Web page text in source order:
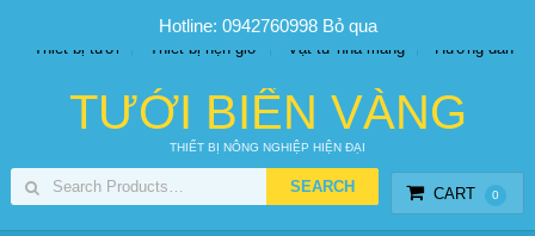
SP PHUN SƯƠNG GIÁ TỐT Bộ KIT tưới
Thiết bị tưới
Thiết bị hẹn giờ Vật tư nhà màng Hướng dẫn
TƯỚI BIỂN VÀNG
THIẾT BỊ NÔNG NGHIỆP HIỆN ĐẠI
CART 0
Hotline: 0942760998 Bỏ qua